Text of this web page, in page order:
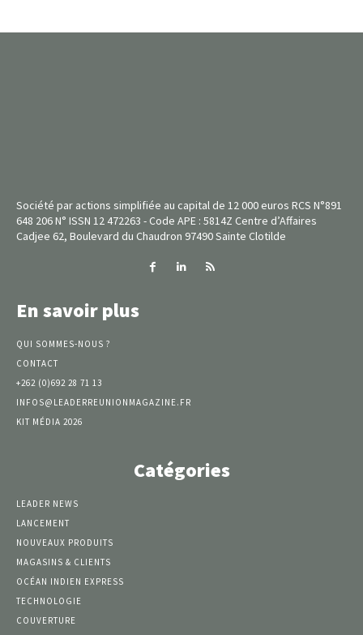
Société par actions simplifiée au capital de 12 000 euros RCS N°891
648 206 N° ISSN 12 472263 - Code APE : 5814Z Centre d’Affaires
Cadjee 62, Boulevard du Chaudron 97490 Sainte Clotilde
En savoir plus
QUI SOMMES-NOUS ?
CONTACT
+262 (0)692 28 71 13
INFOS@LEADERREUNIONMAGAZINE.FR
KIT MÉDIA 2026
Catégories
LEADER NEWS
LANCEMENT
NOUVEAUX PRODUITS
MAGASINS & CLIENTS
OCÉAN INDIEN EXPRESS
TECHNOLOGIE
COUVERTURE